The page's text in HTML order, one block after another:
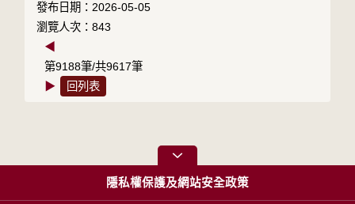
發布日期：2026-05-05
瀏覽人次：843
◀
第9188筆/共9617筆
▶
回列表
隱私權保護及網站安全政策